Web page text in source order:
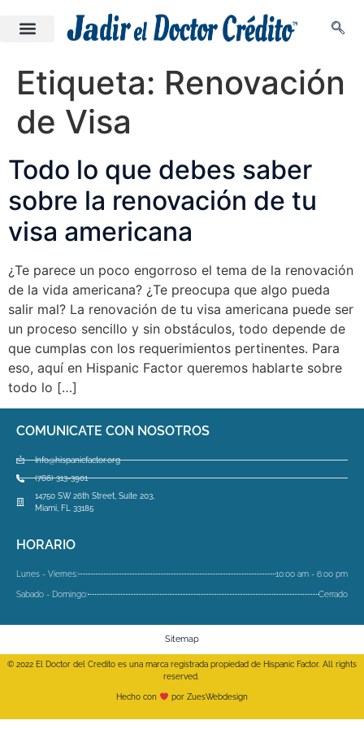
Etiqueta: Renovación
de Visa
Todo lo que debes saber
sobre la renovación de tu
visa americana
¿Te parece un poco engorroso el tema de la renovación
de la vida americana? ¿Te preocupa que algo pueda
salir mal? La renovación de tu visa americana puede ser
un proceso sencillo y sin obstáculos, todo depende de
que cumplas con los requerimientos pertinentes. Para
eso, aquí en Hispanic Factor queremos hablarte sobre
todo lo […]
COMUNICATE CON NOSOTROS
Info@hispanicfactor.org
(786) 313-3901
14750 SW 26th Street, Suite 203,
Miami, FL 33185
HORARIO
Lunes - Viernes: 10:00 am - 6:00 pm
Sabado - Domingo: Cerrado
Sitemap
© 2022 El Doctor del Credito es una marca registrada propiedad de Hispanic Factor. All rights
reserved.
Hecho con por ZuesWebdesign